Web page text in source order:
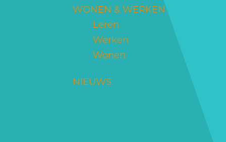
WONEN & WERKEN
Leren
Werken
Wonen
NIEUWS